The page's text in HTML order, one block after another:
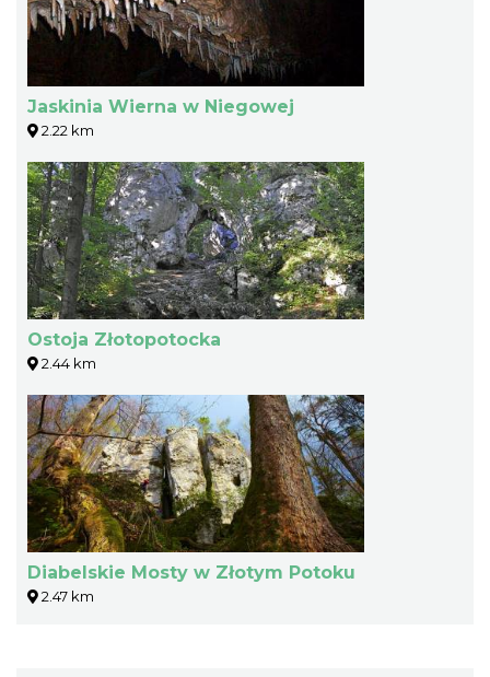
Jaskinia Wierna w Niegowej
2.22 km
Ostoja Złotopotocka
2.44 km
Diabelskie Mosty w Złotym Potoku
2.47 km